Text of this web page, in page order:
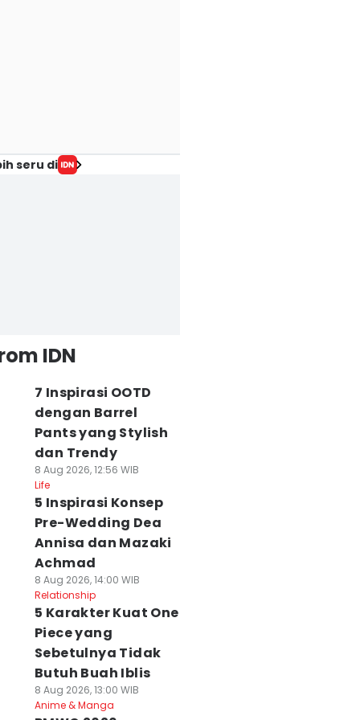
seru di
IDN
7 Inspirasi OOTD
dengan Barrel
Pants yang Stylish
dan Trendy
8 Aug 2026, 12:56 WIB
Life
5 Inspirasi Konsep
Pre-Wedding Dea
Annisa dan Mazaki
Achmad
8 Aug 2026, 14:00 WIB
Relationship
5 Karakter Kuat One
Piece yang
Sebetulnya Tidak
Butuh Buah Iblis
8 Aug 2026, 13:00 WIB
Anime & Manga